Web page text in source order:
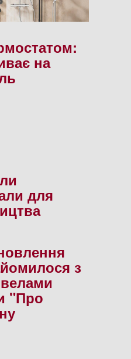
на
для
з
"Про